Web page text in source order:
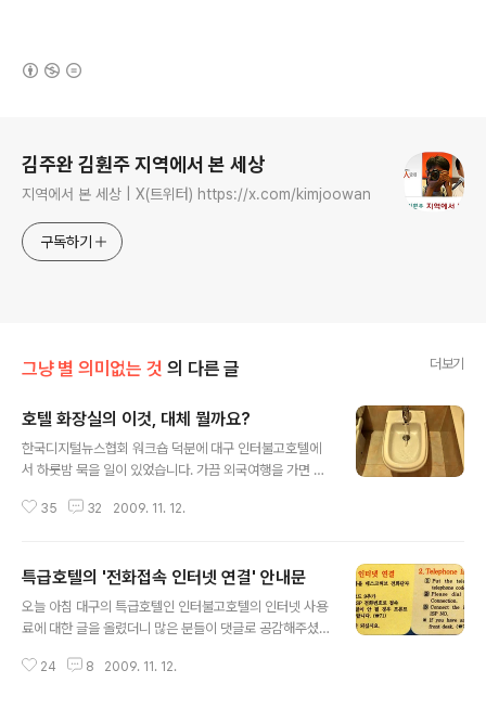
김주완 김훤주 지역에서 본 세상
지역에서 본 세상 | X(트위터) https://x.com/kimjoowan
구독하기
그냥 별 의미없는 것 의 다른 글 더보기
호텔 화장실의 이것, 대체 뭘까요?
한국디지털뉴스협회 워크숍 덕분에 대구 인터불고호텔에
서 하룻밤 묵을 일이 있었습니다. 가끔 외국여행을 가면 호
리에게 흔한 일이 아니죠. 규모도 꽤 컸지만 특히 호텔 뒤로
편이 있다는 것 말고는 특급호텔다운 시설과 서비스였습니
다. 그런데, 궁금한 게 하나 생겼습니다. 과거 외국의 한 호
텔에서도 이런 걸 본 기억이 어렴풋이 나긴 하지만, 그 땐
바로 위의 사진에서 보듯, 객실 화장실의 변기 옆에 있는 또
35 32 2009. 11. 12.
특급호텔의 '전화접속 인터넷 연결' 안내문
오늘 아침 대구의 특급호텔인 인터불고호텔의 인터넷 사용
료에 대한 글을 올렸더니 많은 분들이 댓글로 공감해주셨
서'에 특이한 내용이 있군요. 바로 '전화접속 인터넷 연
24 8 2009. 11. 12.